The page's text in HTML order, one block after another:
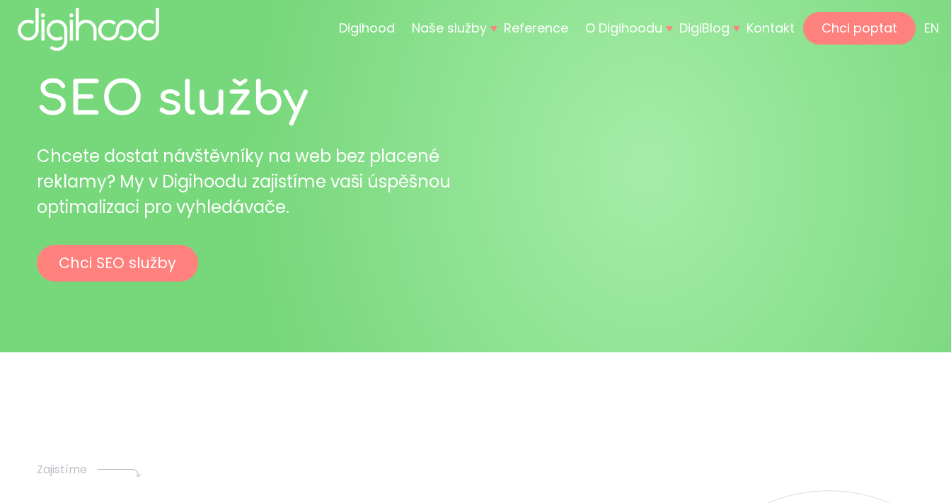
Digihood Naše služby Reference O Digihoodu DigiBlog Kontakt Chci poptat EN
SEO služby
Chcete dostat návštěvníky na web bez placené
reklamy? My v Digihoodu zajistíme vaši úspěšnou
optimalizaci pro vyhledávače.
Chci SEO služby
Zajistíme